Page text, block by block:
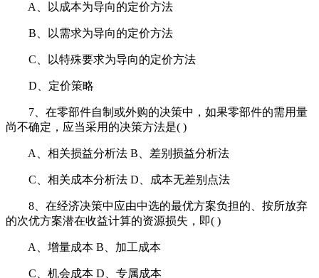
A、以成本为导向的定价方法
B、以需求为导向的定价方法
C、以特殊要求为导向的定价方法
D、定价策略
7、在零部件自制或外购的决策中，如果零部件的需用量
尚不确定，应当采用的决策方法是( )
A、相关损益分析法 B、差别损益分析法
C、相关成本分析法 D、成本无差别点法
8、在经济决策中应由中选的最优方案负担的、按所放弃
的次优方案潜在收益计算的资源损失，即( )
A、增量成本 B、加工成本
C、机会成本 D、专属成本